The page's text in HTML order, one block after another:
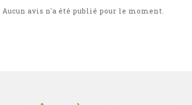
Aucun avis n'a été publié pour le moment.